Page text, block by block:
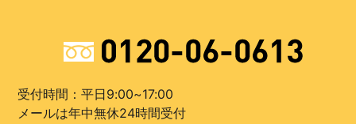
受付時間：平日9:00~17:00
メールは年中無休24時間受付